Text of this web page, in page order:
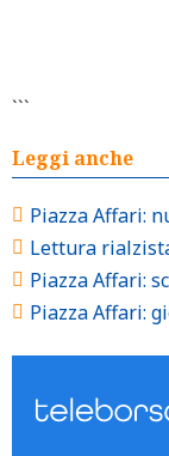
```
Leggi anche
Piazza Affari:
Lettura
Piazza Affari:
Piazza Affari: